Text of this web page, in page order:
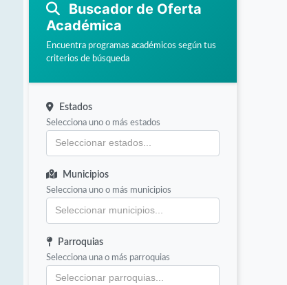
Buscador de Oferta
Académica
Encuentra programas académicos según tus
criterios de búsqueda
Estados
Selecciona uno o más estados
Municipios
Selecciona uno o más municipios
Parroquias
Selecciona una o más parroquias